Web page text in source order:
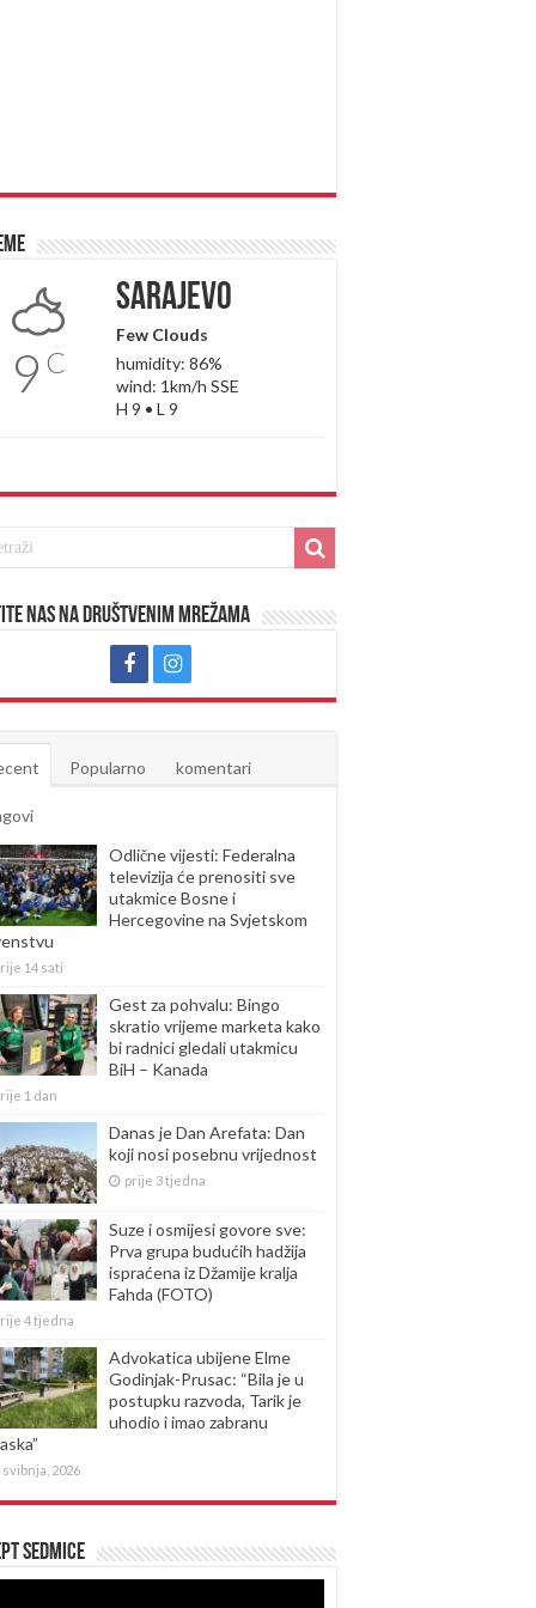
9 C
Sarajevo
Few Clouds
humidity: 86%
wind: 1km/h SSE
H 9 • L 9
nas na društvenim mrežama
Popularno komentari
Odlične vijesti: Federalna
televizija će prenositi sve
utakmice Bosne i
Hercegovine na Svjetskom
14 sati
Gest za pohvalu: Bingo
skratio vrijeme marketa kako
bi radnici gledali utakmicu
BiH – Kanada
1 dan
Danas je Dan Arefata: Dan
koji nosi posebnu vrijednost
prije 3 tjedna
Suze i osmijesi govore sve:
Prva grupa budućih hadžija
ispraćena iz Džamije kralja
Fahda (FOTO)
4 tjedna
Advokatica ubijene Elme
Godinjak-Prusac: “Bila je u
postupku razvoda, Tarik je
uhodio i imao zabranu
svibnja, 2026
sedmice